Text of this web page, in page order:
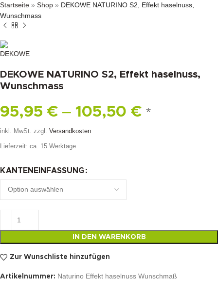
Startseite » Shop » DEKOWE NATURINO S2, Effekt haselnuss,
Wunschmass
DEKOWE NATURINO S2, Effekt haselnuss,
Wunschmass
95,95 € – 105,50 € *
inkl. MwSt. zzgl. Versandkosten
Lieferzeit: ca. 15 Werktage
KANTENEINFASSUNG
IN DEN WARENKORB
Zur Wunschliste hinzufügen
Artikelnummer: Naturino Effekt haselnuss Wunschmaß